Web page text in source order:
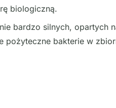
biologiczną.
bardzo silnych, opartych
pożyteczne bakterie w